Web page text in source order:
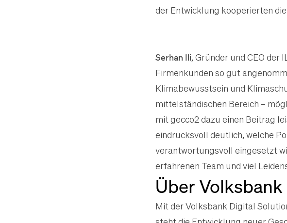
der Entwicklung kooperierten
Serhan Ili, Gründer und CEO der
Firmenkunden so gut
Klimabewusstsein und
mittelständischen Bereich –
mit gecco2 dazu einen Beitrag
eindrucksvoll deutlich, welche
verantwortungsvoll eingesetzt
erfahrenen Team und viel
Über
Mit der Volksbank Digital